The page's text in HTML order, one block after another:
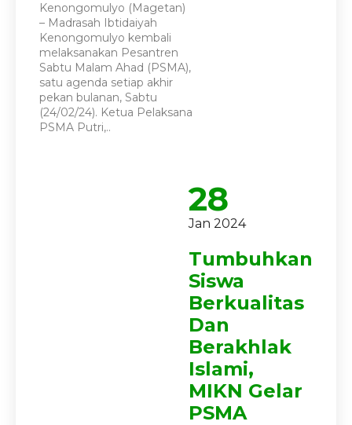
Kenongomulyo (Magetan)
– Madrasah Ibtidaiyah
Kenongomulyo kembali
melaksanakan Pesantren
Sabtu Malam Ahad (PSMA),
satu agenda setiap akhir
pekan bulanan, Sabtu
(24/02/24). Ketua Pelaksana
PSMA Putri,..
28
Jan 2024
Tumbuhkan
Siswa
Berkualitas
Dan
Berakhlak
Islami,
MIKN Gelar
PSMA